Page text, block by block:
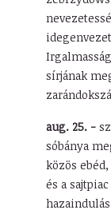
sírjának
aug. 25. -
sóbánya
közös
és a